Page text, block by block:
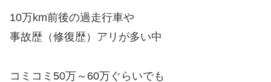
10万km前後の過走行車や
事故歴（修復歴）アリが多い中
コミコミ50万～60万ぐらいでも